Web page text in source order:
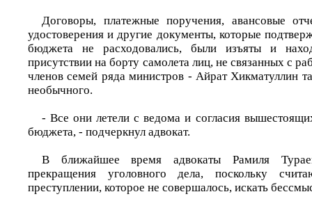
Договоры, платежные поручения, авансовые
удостоверения и другие документы, которые
бюджета не расходовались, были изъяты и
присутствии на борту самолета лиц, не связанных с
членов семей ряда министров - Айрат Хикматуллин
необычного.
- Все они летели с ведома и согласия
бюджета, - подчеркнул адвокат.
В ближайшее время адвокаты Рамиля
прекращения уголовного дела, поскольку
преступлении, которое не совершалось, искать